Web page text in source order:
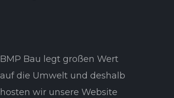
BMP Bau legt großen Wert
auf die Umwelt und deshalb
hosten wir unsere Website